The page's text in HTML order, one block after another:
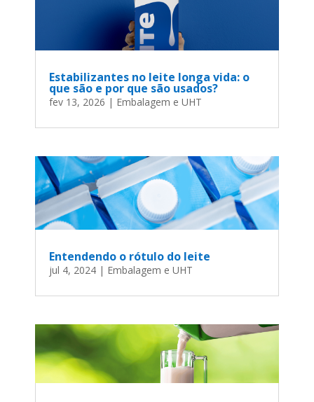
Estabilizantes no leite longa vida: o
que são e por que são usados?
fev 13, 2026 | Embalagem e UHT
Entendendo o rótulo do leite
jul 4, 2024| Embalagem e UHT